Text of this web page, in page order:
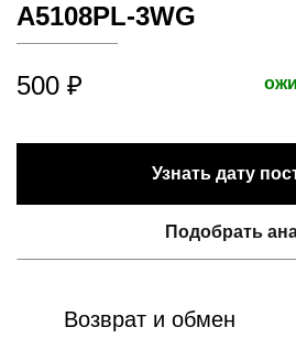
A5108PL-3WG
500 ₽
Узнать дату
Подобрать
Возврат и обмен